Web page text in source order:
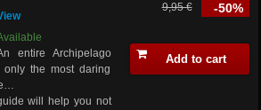
entire Archipelago
the most daring
will help you not
-50%
9,95 €
Add to cart